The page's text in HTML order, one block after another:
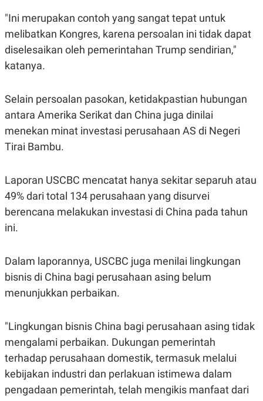
"Ini merupakan contoh yang sangat tepat untuk
melibatkan Kongres, karena persoalan ini tidak dapat
diselesaikan oleh pemerintahan Trump sendirian,"
katanya.
Selain persoalan pasokan, ketidakpastian hubungan
antara Amerika Serikat dan China juga dinilai
menekan minat investasi perusahaan AS di Negeri
Tirai Bambu.
Laporan USCBC mencatat hanya sekitar separuh atau
49% dari total 134 perusahaan yang disurvei
berencana melakukan investasi di China pada tahun
ini.
Dalam laporannya, USCBC juga menilai lingkungan
bisnis di China bagi perusahaan asing belum
menunjukkan perbaikan.
"Lingkungan bisnis China bagi perusahaan asing tidak
mengalami perbaikan. Dukungan pemerintah
terhadap perusahaan domestik, termasuk melalui
kebijakan industri dan perlakuan istimewa dalam
pengadaan pemerintah, telah mengikis manfaat dari